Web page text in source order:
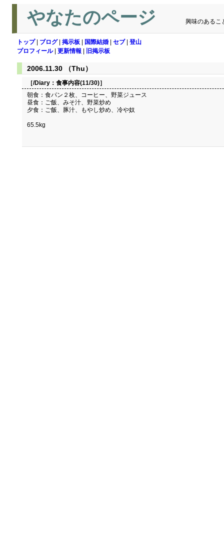
やなたのページ 興味のあるこ
トップ| ブログ| 掲示板 国際結婚 セブ| 登山
プロフィール| 更新情報 旧掲示板
2006.11.30 （Thu）
［/Diary： 食事内容(11/30)］
朝食：食パン２枚、コーヒー、野菜ジュース
昼食：ご飯、みそ汁、野菜炒め
夕食：ご飯、豚汁、もやし炒め、冷や奴
65.5kg